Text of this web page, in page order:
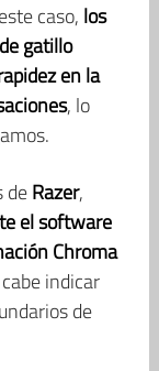
caso, los
gatillo
en la
, lo
deRazer,
el software
Chroma
indicar
de